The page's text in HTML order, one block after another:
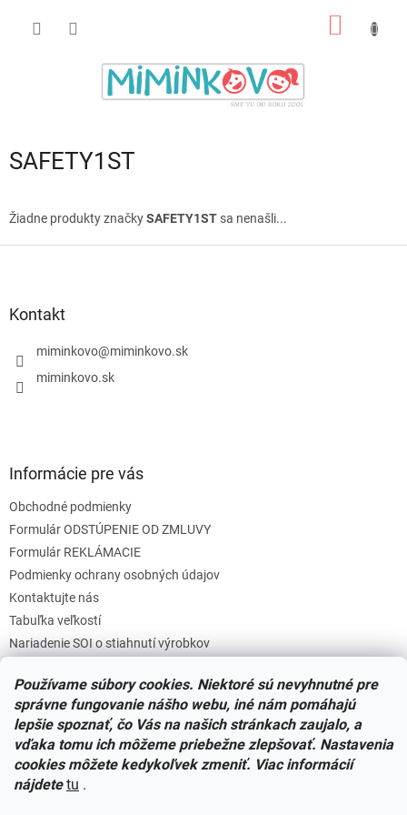
Používame súbory cookies. Niektoré sú nevyhnutné pre
správne fungovanie nášho webu, iné nám pomáhajú
lepšie spoznať, čo Vás na našich stránkach zaujalo, a
vďaka tomu ich môžeme priebežne zlepšovať. Nastavenia
cookies môžete kedykoľvek zmeniť. Viac informácií
nájdete tu .
SAFETY1ST
Žiadne produkty značkySAFETY1ST sa nenašli...
Kontakt
miminkovo@miminkovo.sk
miminkovo.sk
Informácie pre vás
Obchodné podmienky
Formulár ODSTÚPENIE OD ZMLUVY
Formulár REKLÁMACIE
Podmienky ochrany osobných údajov
Kontaktujte nás
Tabuľka veľkostí
Nariadenie SOI o stiahnutí výrobkov
Zásady súborov COOKIES
Facebook